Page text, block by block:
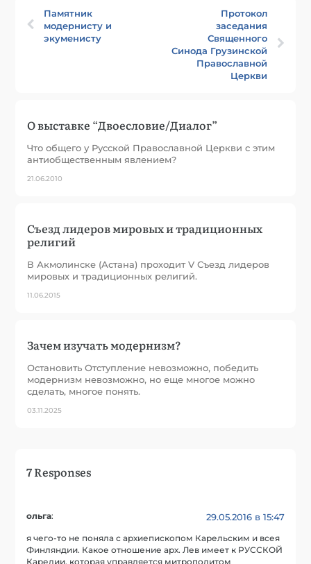
Памятник
модернисту и
экуменисту
Протокол
заседания
Священного
Синода Грузинской
Православной
Церкви
О выставке “Двоесловие/Диалог”
Что общего у Русской Православной Церкви с этим
антиобщественным явлением?
21.06.2010
Съезд лидеров мировых и традиционных
религий
В Акмолинске (Астана) проходит V Съезд лидеров
мировых и традиционных религий.
11.06.2015
Зачем изучать модернизм?
Остановить Отступление невозможно, победить
модернизм невозможно, но еще многое можно
сделать, многое понять.
03.11.2025
7 Responses
ольга: 29.05.2016 в 15:47
я чего-то не поняла с архиепископом Карельским и всея
Финляндии. Какое отношение арх. Лев имеет к РУССКОЙ
Карелии, которая управляется митрополитом